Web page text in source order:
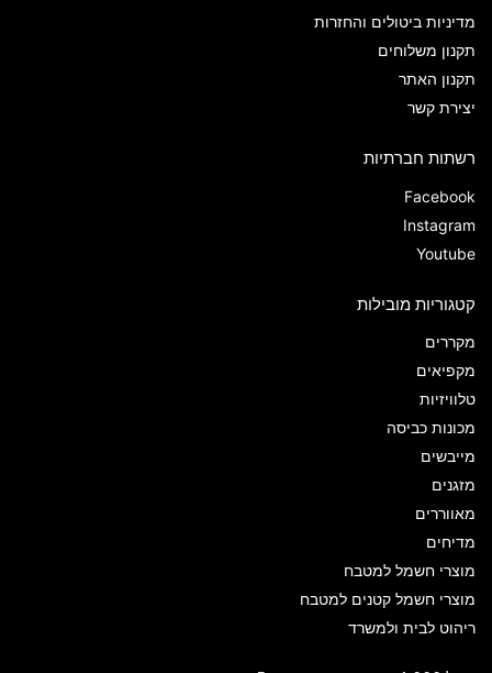
מדיניות ביטולים והחזרות
תקנון משלוחים
תקנון האתר
יצירת קשר
רשתות חברתיות
Facebook
Instagram
Youtube
קטגוריות מובילות
מקררים
מקפיאים
טלוויזיות
מכונות כביסה
מייבשים
מזגנים
מאווררים
מדיחים
מוצרי חשמל למטבח
מוצרי חשמל קטנים למטבח
ריהוט לבית ולמשרד